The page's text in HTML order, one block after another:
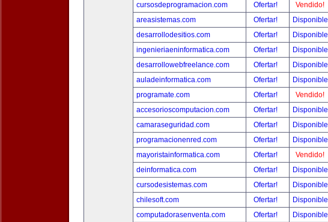
cursosdeprogramacion.com
Ofertar!
Vendido!
areasistemas.com
Ofertar!
Disponible
desarrollodesitios.com
Ofertar!
Disponible
ingenieriaeninformatica.com
Ofertar!
Disponible
desarrollowebfreelance.com
Ofertar!
Disponible
auladeinformatica.com
Ofertar!
Disponible
programate.com
Ofertar!
Vendido!
accesorioscomputacion.com
Ofertar!
Disponible
camaraseguridad.com
Ofertar!
Disponible
programacionenred.com
Ofertar!
Disponible
mayoristainformatica.com
Ofertar!
Vendido!
deinformatica.com
Ofertar!
Disponible
cursodesistemas.com
Ofertar!
Disponible
chilesoft.com
Ofertar!
Disponible
computadorasenventa.com
Ofertar!
Disponible